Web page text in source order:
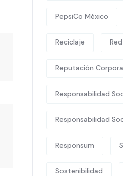
PepsiCo México
Reciclaje
Reputación
Responsabilidad
Responsabilidad
Responsum
Sostenibilidad